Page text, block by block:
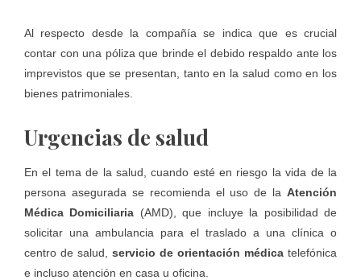
Al respecto desde la compañía se indica que es crucial
contar con una póliza que brinde el debido respaldo ante los
imprevistos que se presentan, tanto en la salud como en los
bienes patrimoniales.
Urgencias de salud
En el tema de la salud, cuando esté en riesgo la vida de la
persona asegurada se recomienda el uso de la Atención
Médica Domiciliaria (AMD), que incluye la posibilidad de
solicitar una ambulancia para el traslado a una clínica o
centro de salud, servicio de orientación médica telefónica
e incluso atención en casa u oficina.